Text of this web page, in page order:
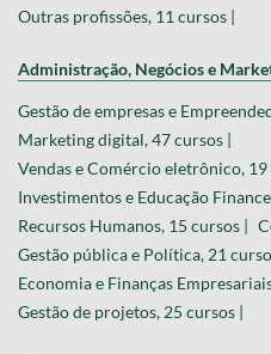
Outras profissões, 11 cursos |
Administração, Negócios e
Gestão de empresas e
Marketing digital, 47 cursos |
Vendas e Comércio eletrônico, 19
Investimentos e Educação
Recursos Humanos, 15 cursos |
Gestão pública e Política, 21
Economia e Finanças
Gestão de projetos, 25 cursos |